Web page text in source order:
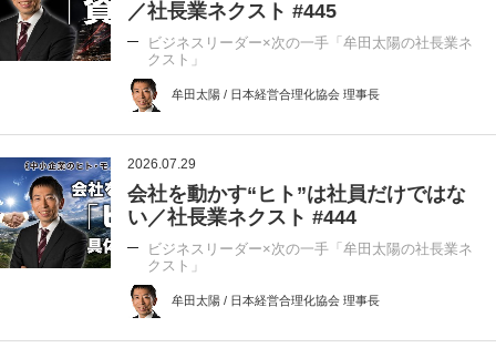
／社長業ネクスト #445
ビジネスリーダー×次の一手「牟田太陽の社長業ネ
クスト」
牟田太陽 / 日本経営合理化協会 理事長
2026.07.29
会社を動かす“ヒト”は社員だけではな
い／社長業ネクスト #444
ビジネスリーダー×次の一手「牟田太陽の社長業ネ
クスト」
牟田太陽 / 日本経営合理化協会 理事長